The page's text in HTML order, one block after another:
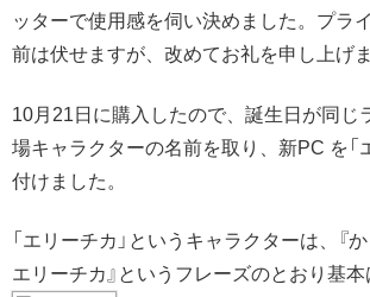
ッターで使用感を伺い決めました。プラ
前は伏せますが、改めてお礼を申し上げま
10月21日に購入したので、誕生日が同じ
場キャラクターの名前を取り、新PC を「
付けました。
「エリーチカ」というキャラクターは、『
エリーチカ』というフレーズのとおり基本